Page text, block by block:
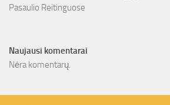
Pasaulio Reitinguose
Naujausi komentarai
Nėra komentarų.